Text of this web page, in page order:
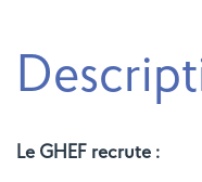
Le GHEF recrute :